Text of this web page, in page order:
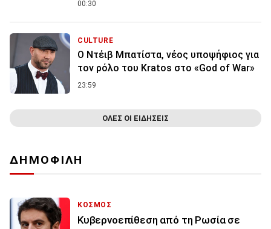
00:30
CULTURE
Ο Ντέιβ Μπατίστα, νέος υποψήφιος για
τον ρόλο του Kratos στο «God of War»
23:59
ΟΛΕΣ ΟΙ ΕΙΔΗΣΕΙΣ
ΔΗΜΟΦΙΛΗ
ΚΟΣΜΟΣ
Κυβερνοεπίθεση από τη Ρωσία σε